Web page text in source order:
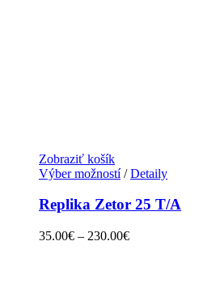
Zobraziť košík
Výber možností/ Detaily
Replika Zetor 25 T/A
35.00€ – 230.00€